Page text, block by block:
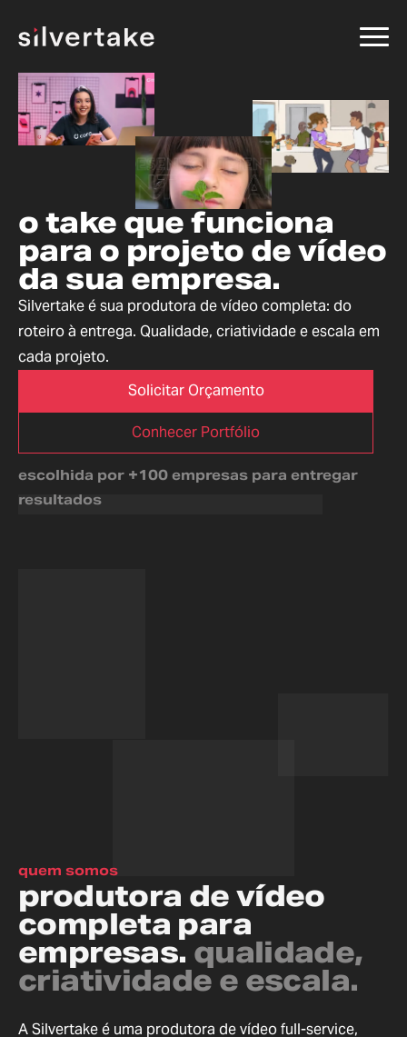
o take que funciona
para o projeto de vídeo
da sua empresa.
Silvertake é sua produtora de vídeo completa: do
roteiro à entrega. Qualidade, criatividade e escala em
cada projeto.
Solicitar Orçamento
Conhecer Portfólio
escolhida por +100 empresas para entregar
resultados
quem somos
produtora de vídeo
completa para
empresas. qualidade,
criatividade e escala.
A Silvertake é uma produtora de vídeo full-service,